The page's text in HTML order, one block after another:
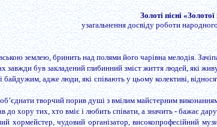
Золоті пісні
узагальнення досвіду роботи
землею, бринить над полями його чарівна мелодія.
завжди був закладений глибинний зміст життя людей, які
адже люди, які співають у цьому колективі,
творчий порив душі з вмілим майстерним
хору тих, хто вміє і любить співати, а значить - бажає
хормейстер, чудовий організатор, високопрофесійний